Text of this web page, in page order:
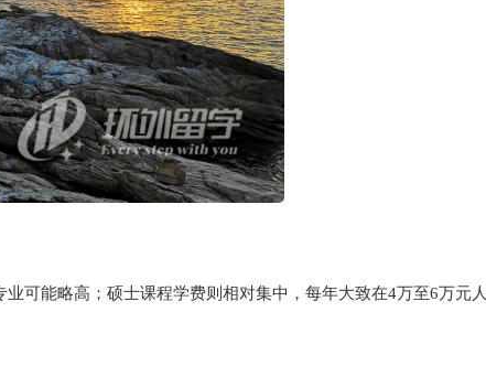
可能略高；硕士课程学费则相对集中，每年大致在4万至6万元